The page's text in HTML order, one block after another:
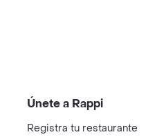
Únete a Rappi
Registra tu restaurante